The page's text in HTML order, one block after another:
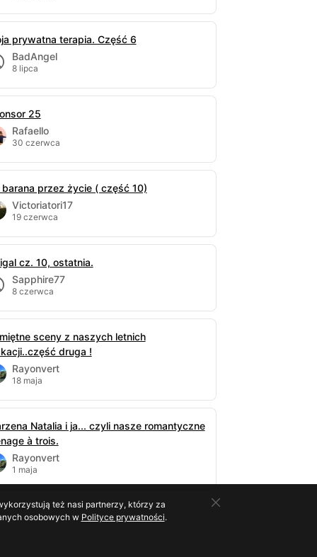
prywatna terapia. Część 6
BadAngel
8 lipca
25
Rafaello
30 czerwca
barana przez życie ( część 10)
Victoriatori17
19 czerwca
cz. 10, ostatnia.
Sapphire77
8 czerwca
sceny z naszych letnich
druga !
Rayonvert
18 maja
Natalia i ja... czyli nasze romantyczne
à trois.
Rayonvert
1 maja
też nasi partnerzy, którzy za
osobowych w Polityce prywatności.